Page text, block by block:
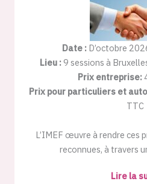
Date : D’octobre
Lieu :9 sessions à
Prix entreprise:
Prix pour particuliers et
TTC
L’IMEF œuvre à rendre ces
reconnues, à travers
Lire la